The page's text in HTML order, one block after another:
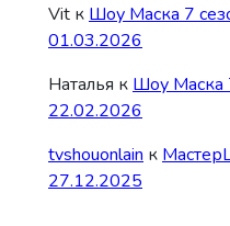
Vit к Шоу Маска 7
01.03.2026
Наталья к Шоу Маска
22.02.2026
tvshouonlain к
27.12.2025